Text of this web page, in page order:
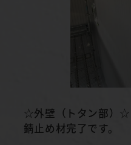
☆外壁（トタン部）☆
錆止め材完了です。